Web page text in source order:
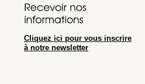
Cliquez ici pour vous inscrire
à notre newsletter